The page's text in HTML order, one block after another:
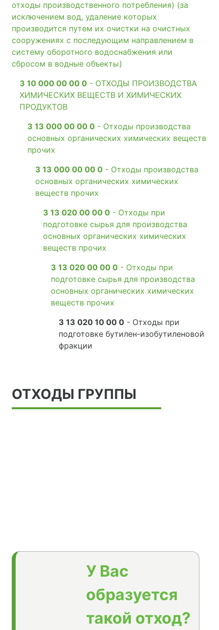
отходы производственного потребления) (за
исключением вод, удаление которых
производится путем их очистки на очистных
сооружениях с последующим направлением в
систему оборотного водоснабжения или
сбросом в водные объекты)
3 10 000 00 00 0 - ОТХОДЫ ПРОИЗВОДСТВА
ХИМИЧЕСКИХ ВЕЩЕСТВ И ХИМИЧЕСКИХ
ПРОДУКТОВ
3 13 000 00 00 0 - Отходы производства
основных органических химических веществ
прочих
3 13 000 00 00 0 - Отходы производства
основных органических химических
веществ прочих
3 13 020 00 00 0 - Отходы при
подготовке сырья для производства
основных органических химических
веществ прочих
3 13 020 00 00 0 - Отходы при
подготовке сырья для производства
основных органических химических
веществ прочих
3 13 020 10 00 0 - Отходы при
подготовке бутилен-изобутиленовой
фракции
ОТХОДЫ ГРУППЫ
У Вас
образуется
такой отход?